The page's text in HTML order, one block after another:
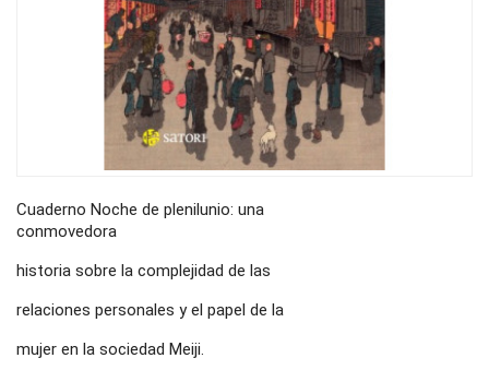
Cuaderno Noche de plenilunio: una
conmovedora
historia sobre la complejidad de las
relaciones personales y el papel de la
mujer en la sociedad Meiji.